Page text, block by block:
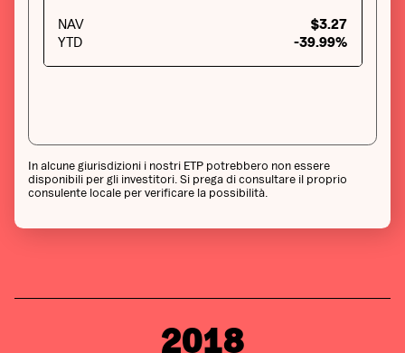
NAV
$3.27
YTD
-39.99%
In alcune giurisdizioni i nostri ETP potrebbero non essere
disponibili per gli investitori. Si prega di consultare il proprio
consulente locale per verificare la possibilità.
2018